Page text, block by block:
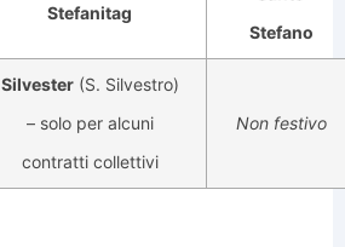
Stefanitag
Stefano
Silvester(S. Silvestro)
– solo per alcuni
contratti collettivi
Non festivo